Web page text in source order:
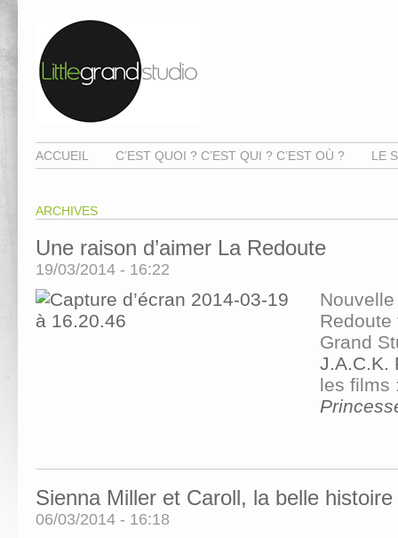
ACCUEIL C’EST QUOI ? C’EST QUI ? C’EST OÙ ? LE
ARCHIVES
Une raison d’aimer La Redoute
19/03/2014 - 16:22
Redoute
Grand
J.A.C.K.
les
Sienna Miller et Caroll, la belle
06/03/2014 - 16:18